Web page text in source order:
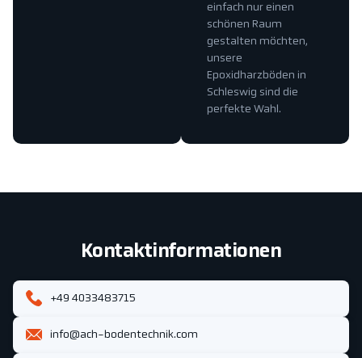
einfach nur einen
schönen Raum
gestalten möchten,
unsere
Epoxidharzböden in
Schleswig sind die
perfekte Wahl.
Kontaktinformationen
+49 4033483715
info@ach-bodentechnik.com